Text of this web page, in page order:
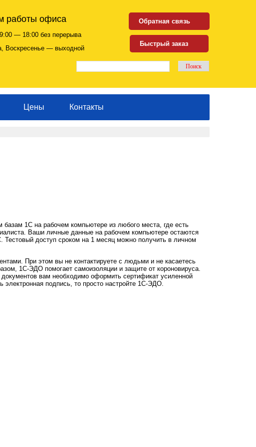
работы офиса
— 18:00 без перерыва
Воскресенье — выходной
Обратная связь
Быстрый заказ
Цены Контакты
1С на рабочем компьютере из любого места, где есть
Ваши личные данные на рабочем компьютере остаются
доступ сроком на 1 месяц можно получить в личном
При этом вы не контактируете с людьми и не касаетесь
1С-ЭДО помогает самоизоляции и защите от короновируса.
вам необходимо оформить сертификат усиленной
подпись, то просто настройте 1С-ЭДО.